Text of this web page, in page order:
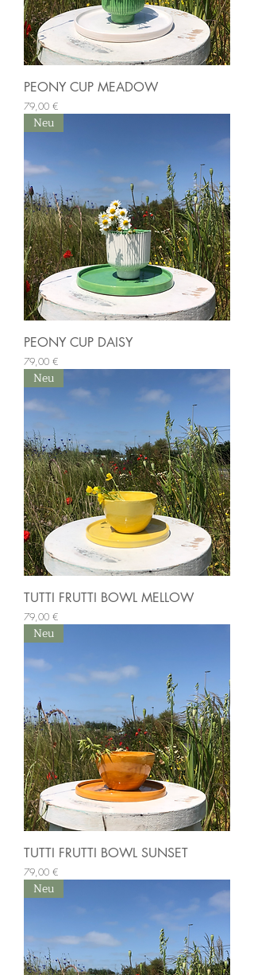
PEONY CUP MEADOW
Preis
79,00 €
Neu
PEONY CUP DAISY
Preis
79,00 €
Neu
TUTTI FRUTTI BOWL MELLOW
Preis
79,00 €
Neu
TUTTI FRUTTI BOWL SUNSET
Preis
79,00 €
Neu